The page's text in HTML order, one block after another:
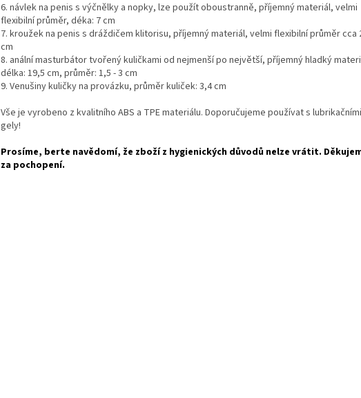
6. návlek na penis s výčnělky a nopky, lze použít oboustranně, příjemný materiál, velmi
flexibilní průměr, déka: 7 cm
7. kroužek na penis s dráždičem klitorisu, příjemný materiál, velmi flexibilní průměr cca
cm
8. anální masturbátor tvořený kuličkami od nejmenší po největší, příjemný hladký
délka: 19,5 cm, průměr: 1,5 - 3 cm
9. Venušiny kuličky na provázku, průměr kuliček: 3,4 cm
Vše je vyrobeno z kvalitního ABS a TPE materiálu. Doporučujeme používat s lubrikačními
gely!
Prosíme, berte navědomí, že zboží z hygienických důvodů nelze vrátit.
za pochopení.